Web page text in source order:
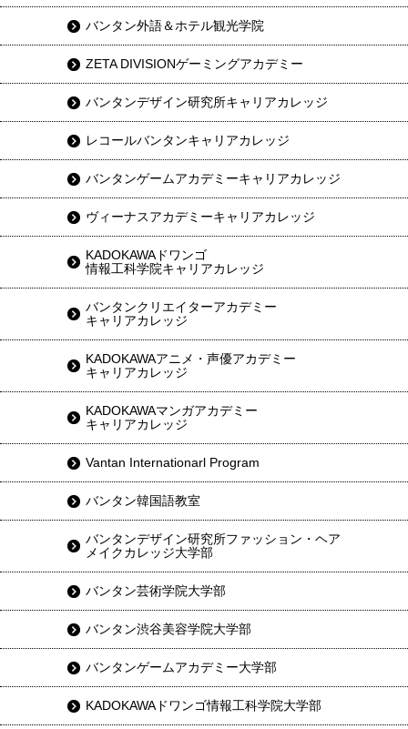
バンタン外語＆ホテル観光学院
ZETA DIVISIONゲーミングアカデミー
バンタンデザイン研究所キャリアカレッジ
レコールバンタンキャリアカレッジ
バンタンゲームアカデミーキャリアカレッジ
ヴィーナスアカデミーキャリアカレッジ
KADOKAWAドワンゴ
情報工科学院キャリアカレッジ
バンタンクリエイターアカデミー
キャリアカレッジ
KADOKAWAアニメ・声優アカデミー
キャリアカレッジ
KADOKAWAマンガアカデミー
キャリアカレッジ
Vantan Internationarl Program
バンタン韓国語教室
バンタンデザイン研究所ファッション・ヘア
メイクカレッジ大学部
バンタン芸術学院大学部
バンタン渋谷美容学院大学部
バンタンゲームアカデミー大学部
KADOKAWAドワンゴ情報工科学院大学部